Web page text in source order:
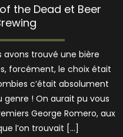
the Dead et Beer
avons trouvé une bière
forcément, le choix était
c’était absolument
! On aurait pu vous
George Romero, aux
l’on trouvait […]